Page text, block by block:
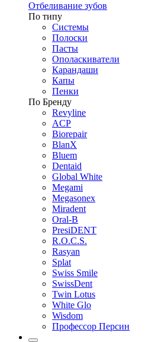
Отбеливание зубов
По типу
Системы
Полоски
Пасты
Ополаскиватели
Карандаши
Капы
Пенки
По Бренду
Revyline
ACP
Biorepair
BlanX
Bluem
Dentaid
Global White
Megami
Megasonex
Miradent
Oral-B
PresiDENT
R.O.C.S.
Rasyan
Splat
Swiss Smile
SwissDent
Twin Lotus
White Glo
Wisdom
Профессор Персин